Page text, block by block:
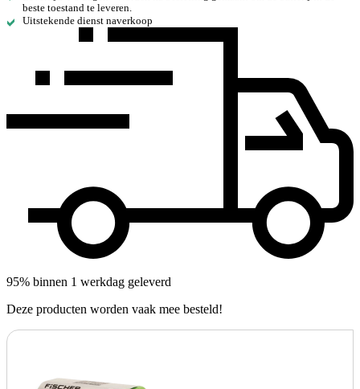
beste toestand te leveren.
Uitstekende dienst naverkoop
95% binnen 1 werkdag geleverd
Deze producten worden vaak mee besteld!